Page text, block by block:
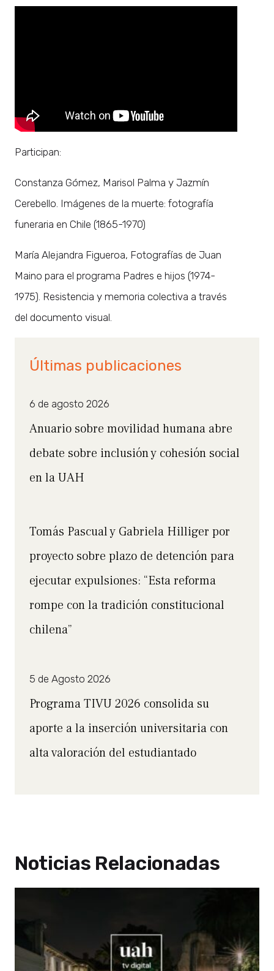
Participan:
Constanza Gómez, Marisol Palma y Jazmín
Cerebello. Imágenes de la muerte: fotografía
funeraria en Chile (1865-1970)
María Alejandra Figueroa, Fotografías de Juan
Maino para el programa Padres e hijos (1974-
1975). Resistencia y memoria colectiva a través
del documento visual.
Últimas publicaciones
6 de agosto 2026
Anuario sobre movilidad humana abre
debate sobre inclusión y cohesión social
en la UAH
Tomás Pascual y Gabriela Hilliger por
proyecto sobre plazo de detención para
ejecutar expulsiones: “Esta reforma
rompe con la tradición constitucional
chilena”
5 de Agosto 2026
Programa TIVU 2026 consolida su
aporte a la inserción universitaria con
alta valoración del estudiantado
Noticias Relacionadas